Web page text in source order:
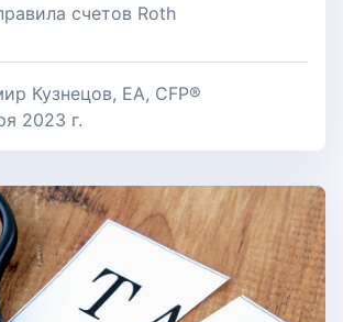
счетов Roth
Кузнецов, EA, CFP®
2023 г.